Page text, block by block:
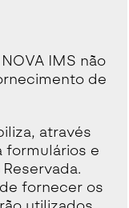
IMS não
de
através
formulários e
fornecer os